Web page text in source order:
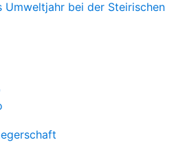
Umweltjahr bei der Steirischen